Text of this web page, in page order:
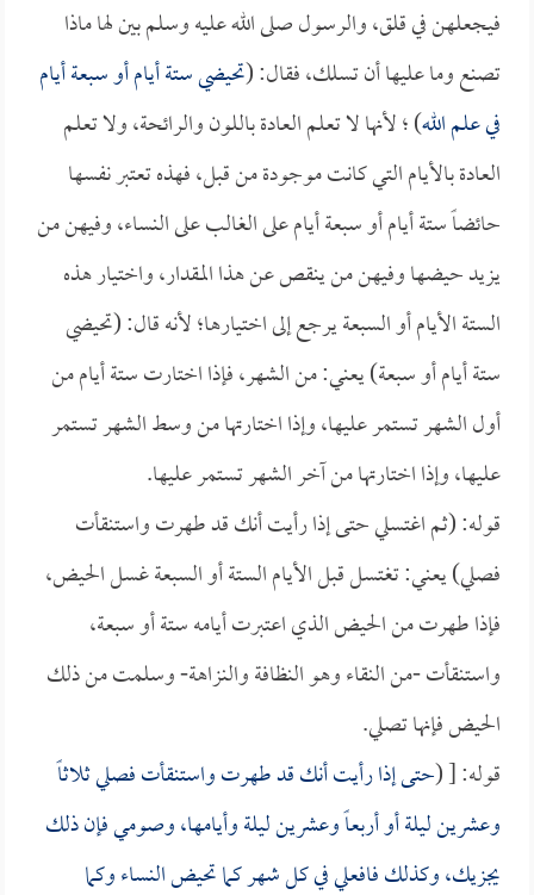
فيجعلهن في قلق، والرسول صلى الله عليه وسلم بين لها ماذا
تصنع وما عليها أن تسلك، فقال: (تحيضي ستة أيام أو سبعة أيام
في علم الله) ؛ لأنها لا تعلم العادة باللون والرائحة، ولا تعلم
العادة بالأيام التي كانت موجودة من قبل، فهذه تعتبر نفسها
حائضاً ستة أيام أو سبعة أيام على الغالب على النساء، وفيهن من
يزيد حيضها وفيهن من ينقص عن هذا المقدار، واختيار هذه
الستة الأيام أو السبعة يرجع إلى اختيارها؛ لأنه قال: (تحيضي
ستة أيام أو سبعة) يعني: من الشهر، فإذا اختارت ستة أيام من
أول الشهر تستمر عليها، وإذا اختارتها من وسط الشهر تستمر
عليها، وإذا اختارتها من آخر الشهر تستمر عليها.
قوله: (ثم اغتسلي حتى إذا رأيت أنك قد طهرت واستنقأت
فصلي) يعني: تغتسل قبل الأيام الستة أو السبعة غسل الحيض،
فإذا طهرت من الحيض الذي اعتبرت أيامه ستة أو سبعة،
واستنقأت -من النقاء وهو النظافة والنزاهة- وسلمت من ذلك
الحيض فإنها تصلي.
قوله: [ (حتى إذا رأيت أنك قد طهرت واستنقأت فصلي ثلاثاً
وعشرين ليلة أو أربعاً وعشرين ليلة وأيامها، وصومي فإن ذلك
يجزيك، وكذلك فافعلي في كل شهر كما تحيض النساء وكما